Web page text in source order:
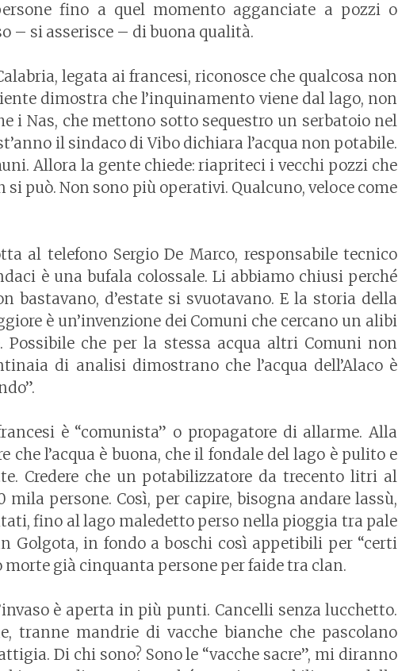
fino a quel momento agganciate a pozzi o
– si asserisce – di buona qualità.
legata ai francesi, riconosce che qualcosa non
dimostra che l’inquinamento viene dal lago, non
i Nas, che mettono sotto sequestro un serbatoio nel
il sindaco di Vibo dichiara l’acqua non potabile.
Allora la gente chiede: riapriteci i vecchi pozzi che
si può. Non sono più operativi. Qualcuno, veloce come
al telefono Sergio De Marco, responsabile tecnico
è una bufala colossale. Li abbiamo chiusi perché
bastavano, d’estate si svuotavano. E la storia della
è un’invenzione dei Comuni che cercano un alibi
che per la stessa acqua altri Comuni non
di analisi dimostrano che l’acqua dell’Alaco è
è “comunista” o propagatore di allarme. Alla
che l’acqua è buona, che il fondale del lago è pulito e
Credere che un potabilizzatore da trecento litri al
persone. Così, per capire, bisogna andare lassù,
fino al lago maledetto perso nella pioggia tra pale
Golgota, in fondo a boschi così appetibili per “certi
morte già cinquanta persone per faide tra clan.
è aperta in più punti. Cancelli senza lucchetto.
tranne mandrie di vacche bianche che pascolano
Di chi sono? Sono le “vacche sacre”, mi diranno